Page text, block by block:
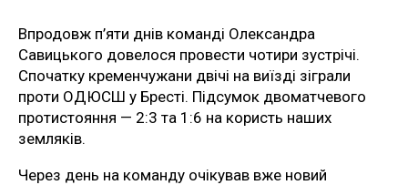
Впродовж п’яти днів команді Олександра
Савицького довелося провести чотири зустрічі.
Спочатку кременчужани двічі на виїзді зіграли
проти ОДЮСШ у Бресті. Підсумок двоматчевого
протистояння — 2:3 та 1:6 на користь наших
земляків.
Через день на команду очікував вже новий